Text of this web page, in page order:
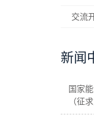
交流
新闻
国家
（征